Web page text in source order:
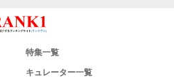
特集一覧
キュレーター一覧